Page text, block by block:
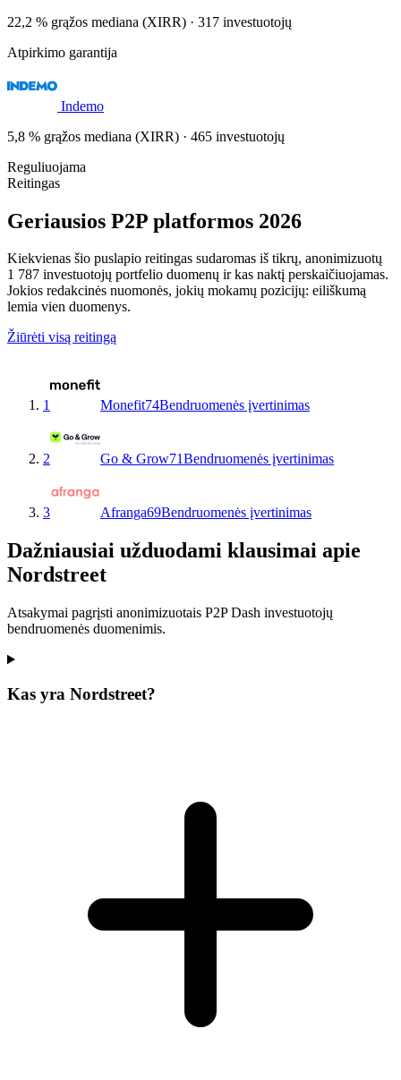
22,2 % grąžos mediana (XIRR) · 317 investuotojų
Atpirkimo garantija
Indemo
5,8 % grąžos mediana (XIRR) · 465 investuotojų
Reguliuojama
Reitingas
Geriausios P2P platformos 2026
Kiekvienas šio puslapio reitingas sudaromas iš tikrų, anonimizuotų
1 787 investuotojų portfelio duomenų ir kas naktį perskaičiuojamas.
Jokios redakcinės nuomonės, jokių mokamų pozicijų: eiliškumą
lemia vien duomenys.
Žiūrėti visą reitingą
1 Monefit74Bendruomenės įvertinimas
2 Go & Grow71Bendruomenės įvertinimas
3 Afranga69Bendruomenės įvertinimas
Dažniausiai užduodami klausimai apie
Nordstreet
Atsakymai pagrįsti anonimizuotais P2P Dash investuotojų
bendruomenės duomenimis.
Kas yra Nordstreet?